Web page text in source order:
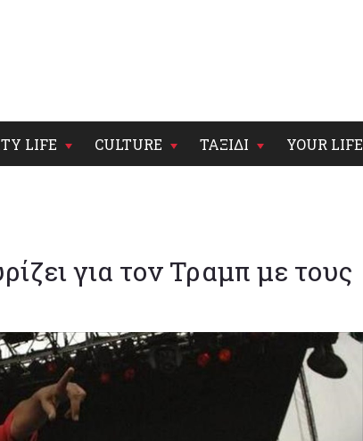
LIFE CULTURE ΤΑΞΙΔΙ YOUR LIFE
για τον Τραμπ με τους